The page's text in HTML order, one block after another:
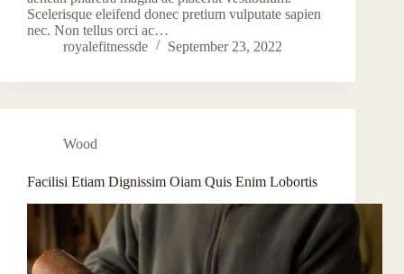
Scelerisque eleifend donec pretium vulputate sapien
nec. Non tellus orci ac…
royalefitnessde
September 23, 2022
Wood
Facilisi Etiam Dignissim Oiam Quis Enim Lobortis